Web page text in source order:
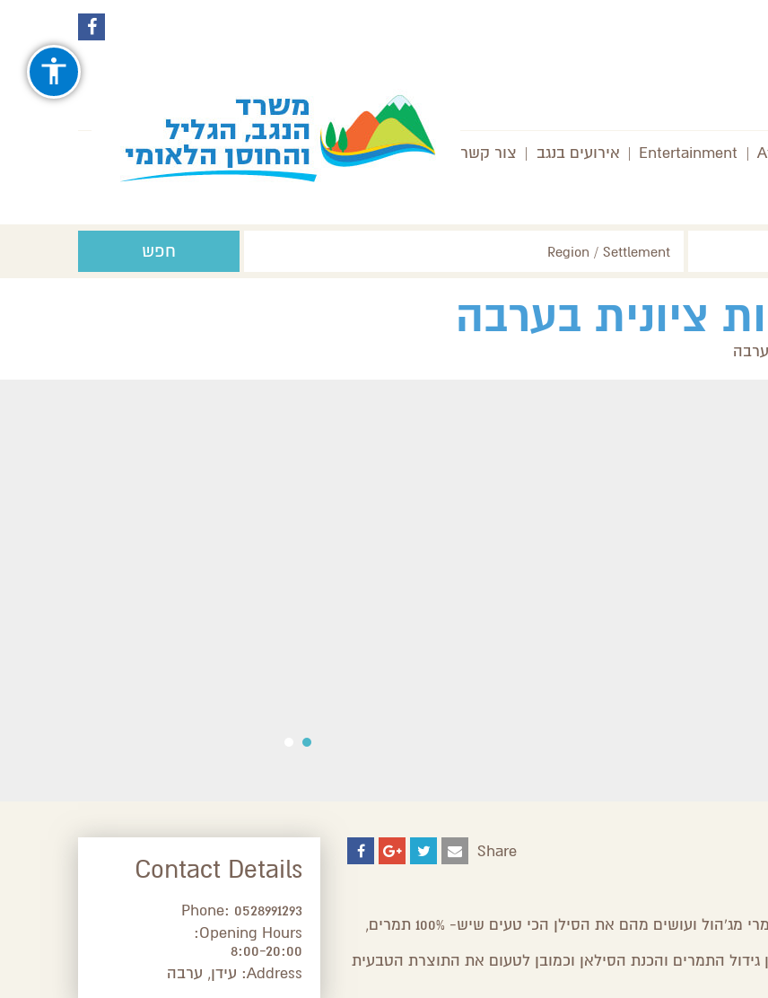
עקבו
אחרינו
ב-
Facebook
עקבו
Instagram
|
Entertainment
| אירועים בנגב | צור קשר
Region / Settlement חפש
ציונית בערבה
Contact Details
Phone: 0528991293
Opening Hours:
8:00-20:00
Address: עידן, ערבה
Share
אנחנו יעל ואיתמר חביב ממושב עידן שבערבה, מגדלים תמרי מג'הול ועושים מהם את הסילן הכי טעים שיש- 100% תמרים,
התמרים והכנת הסילאן וכמובן לטעום את התוצרת הטבעית